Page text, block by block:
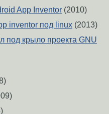
App Inventor (2010)
inventor под linux (2013)
под крыло проекта GNU